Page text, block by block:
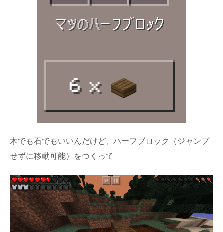
木でも石でもいいんだけど、ハーフブロック（ジャンプ
せずに移動可能）をつくって